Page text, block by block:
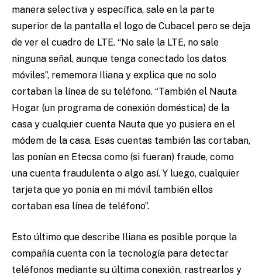
manera selectiva y específica, sale en la parte
superior de la pantalla el logo de Cubacel pero se deja
de ver el cuadro de LTE. “No sale la LTE, no sale
ninguna señal, aunque tenga conectado los datos
móviles”, rememora Iliana y explica que no solo
cortaban la línea de su teléfono. “También el Nauta
Hogar (un programa de conexión doméstica) de la
casa y cualquier cuenta Nauta que yo pusiera en el
módem de la casa. Esas cuentas también las cortaban,
las ponían en Etecsa como (si fueran) fraude, como
una cuenta fraudulenta o algo así. Y luego, cualquier
tarjeta que yo ponía en mi móvil también ellos
cortaban esa línea de teléfono”.
Esto último que describe Iliana es posible porque la
compañía cuenta con la tecnología para detectar
teléfonos mediante su última conexión, rastrearlos y